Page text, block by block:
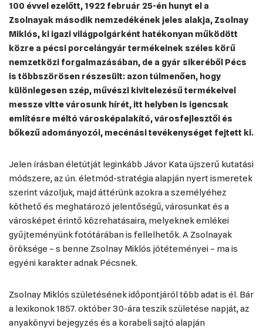
100 évvel ezelőtt, 1922 február 25-én hunyt el a
Zsolnayak második nemzedékének jeles alakja, Zsolnay
Miklós, ki igazi világpolgárként hatékonyan működött
közre a pécsi porcelángyár termékeinek széles körű
nemzetközi forgalmazásában, de a gyár sikeréből Pécs
is többszörösen részesült: azon túlmenően, hogy
különlegesen szép, művészi kivitelezésű termékeivel
messze vitte városunk hírét, itt helyben is igencsak
említésre méltó városképalakító, városfejlesztői és
bőkezű adományozói, mecénási tevékenységet fejtett ki.
Jelen írásban életútját leginkább Jávor Kata újszerű kutatási
módszere, az ún. életmód-stratégia alapján nyert ismeretek
szerint vázoljuk, majd áttérünk azokra a személyéhez
köthető és meghatározó jelentőségű, városunkat és a
városképet érintő közrehatásaira, melyeknek emlékei
gyűjteményünk fotótárában is fellelhetők. A Zsolnayak
öröksége – s benne Zsolnay Miklós jótéteményei – ma is
egyéni karakter adnak Pécsnek.
Zsolnay Miklós születésének időpontjáról több adat is él. Bár
a lexikonok 1857. október 30-ára teszik születése napját, az
anyakönyvi bejegyzés és a korabeli sajtó alapján